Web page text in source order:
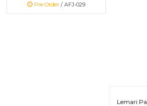
Pre Order / AFJ-029
Lemari